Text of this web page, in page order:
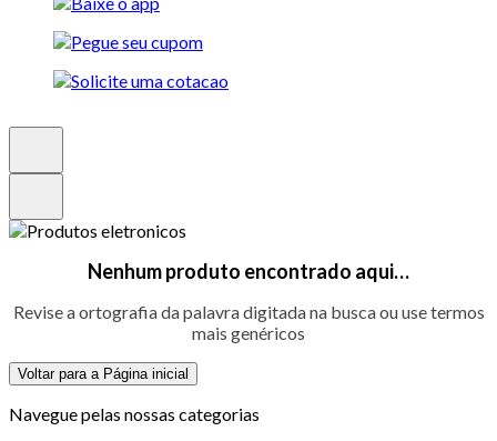
Nenhum produto encontrado aqui…
Revise a ortografia da palavra digitada na busca ou use termos
mais genéricos
Voltar para a Página inicial
Navegue pelas nossas categorias